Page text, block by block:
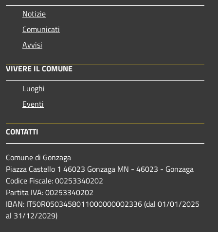
Notizie
Comunicati
Avvisi
VIVERE IL COMUNE
Luoghi
Eventi
CONTATTI
Comune di Gonzaga
Piazza Castello 1 46023 Gonzaga MN - 46023 - Gonzaga
Codice Fiscale: 00253340202
Partita IVA: 00253340202
IBAN: IT50R0503458011000000002336 (dal 01/01/2025
al 31/12/2029)